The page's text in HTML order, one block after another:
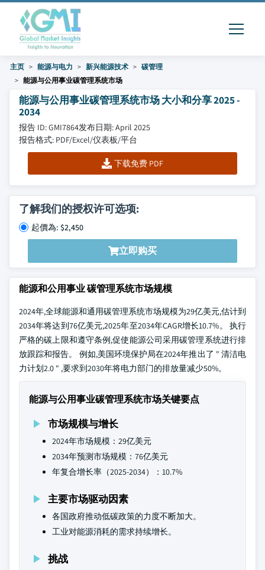
主页 能源与电力 新兴能源技术
碳管理
能源与公用事业碳管理系统市场
能源与公用事业碳管理系统市场 大小和分享 2025 -
2034
报告 ID: GMI7864发布日期: April 2025
报告格式: PDF/Excel/仪表板/平台
下载免费 PDF
了解我们的授权许可选项:
起價為: $2,450
立即购买
能源和公用事业 碳管理系统市场规模
2024年,全球能源和通用碳管理系统市场规模为29亿美元,估计到
2034年将达到76亿美元,2025年至2034年CAGR增长10.7%。 执行
严格的碳上限和遵守条例,促使能源公司采用碳管理系统进行排
放跟踪和报告。 例如,美国环境保护局在2024年推出了 " 清洁电
力计划2.0 " ,要求到2030年将电力部门的排放量减少50%。
能源与公用事业碳管理系统市场关键要点
市场规模与增长
2024年市场规模：29亿美元
2034年预测市场规模：76亿美元
年复合增长率（2025-2034）：10.7%
主要市场驱动因素
各国政府推动低碳政策的力度不断加大。
工业对能源消耗的需求持续增长。
挑战